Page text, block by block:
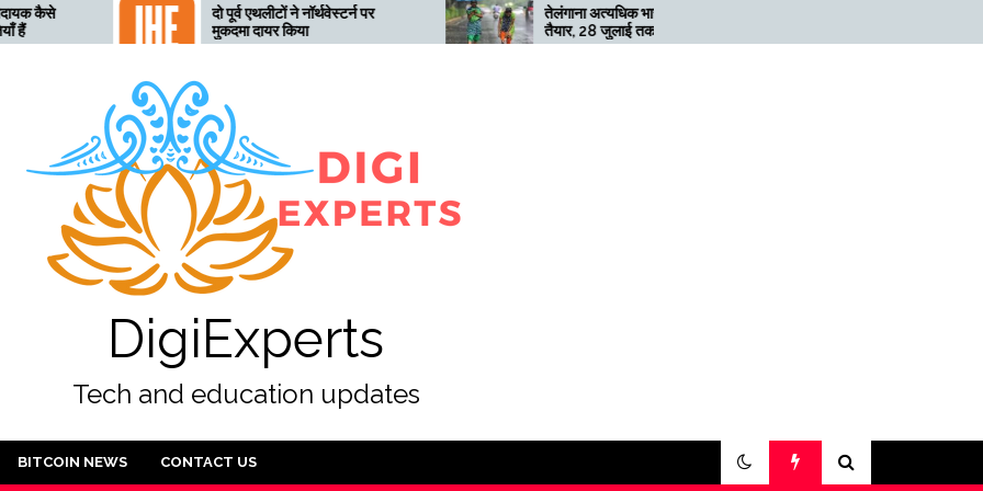
दो पूर्व एथलीटों ने नॉर्थवेस्टर्न पर
मुकदमा दायर किया
तेलंगाना अत्यधिक भारी बारिश के लिए
तैयार, 28 जुलाई तक ‘रेड’ अलर्ट जारी
हुई तो खनन लाभदायक नहीं है
DigiExperts
Tech and education updates
BITCOIN NEWS CONTACT US